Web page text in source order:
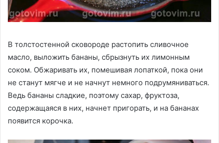
В толстостенной сковороде растопить сливочное
масло, выложить бананы, сбрызнуть их лимонным
соком. Обжаривать их, помешивая лопаткой, пока они
не станут мягче и не начнут немного подрумяниваться.
Ведь бананы сладкие, поэтому сахар, фруктоза,
содержащаяся в них, начнет пригорать, и на бананах
появится корочка.